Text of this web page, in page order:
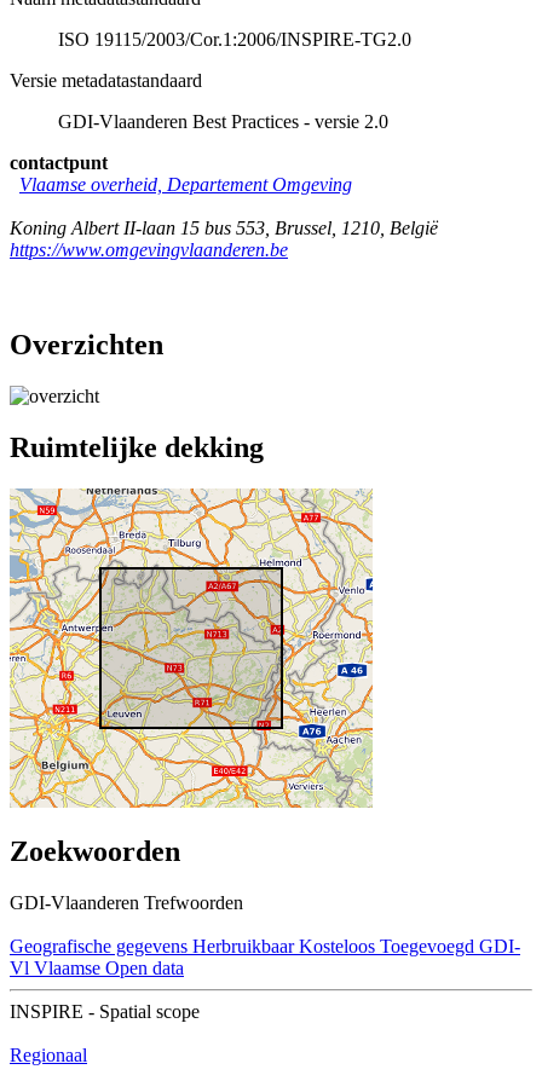
ISO 19115/2003/Cor.1:2006/INSPIRE-TG2.0
Versie metadatastandaard
GDI-Vlaanderen Best Practices - versie 2.0
contactpunt
Vlaamse overheid, Departement Omgeving
Koning Albert II-laan 15 bus 553 Brussel 1210 België
https://www.omgevingvlaanderen.be
Overzichten
Ruimtelijke dekking
Zoekwoorden
GDI-Vlaanderen Trefwoorden
Geografische gegevens Herbruikbaar Kosteloos Toegevoegd GDI-
Vl Vlaamse Open data
INSPIRE - Spatial scope
Regionaal